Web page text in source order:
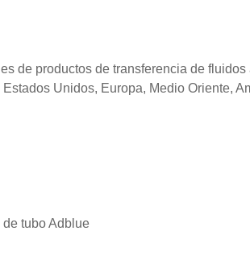
de productos de transferencia de
Unidos, Europa, Medio Oriente,
tubo Adblue